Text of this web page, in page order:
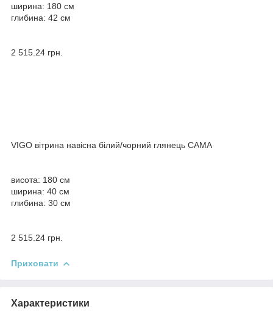
ширина: 180 см
глибина: 42 см
2 515.24 грн.
VIGO вітрина навісна білий/чорний глянець CAMA
висота: 180 см
ширина: 40 см
глибина: 30 см
2 515.24 грн.
Приховати
Характеристики